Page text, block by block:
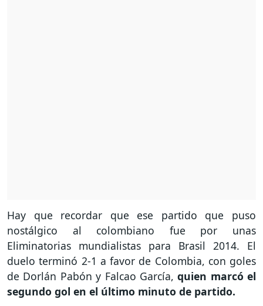
Hay que recordar que ese partido que puso
nostálgico al colombiano fue por unas
Eliminatorias mundialistas para Brasil 2014. El
duelo terminó 2-1 a favor de Colombia, con goles
de Dorlán Pabón y Falcao García, quien marcó el
segundo gol en el último minuto de partido.